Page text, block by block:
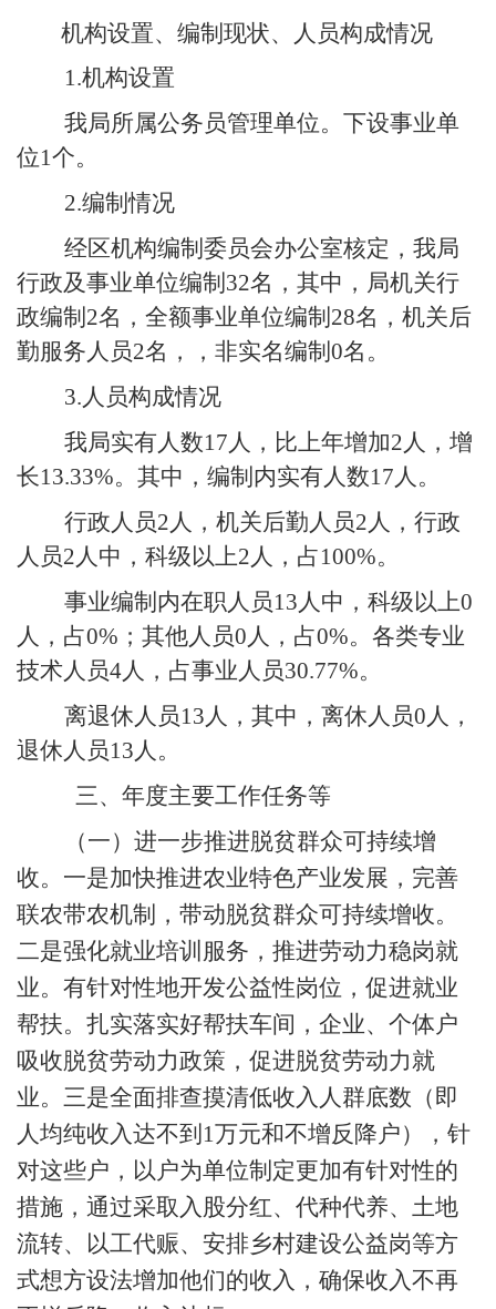
机构设置、编制现状、人员构成情况
1.机构设置
我局所属公务员管理单位。下设事业单
位1个。
2.编制情况
经区机构编制委员会办公室核定，我局
行政及事业单位编制 32名，其中，局机关行
政编制 2名，全额事业单位编制 28名，机关后
勤服务人员2名，，非实名编制 0名。
3.人员构成情况
我局实有人数17人，比上年增加2人，增
长13.33%。其中，编制内实有人数17人。
行政人员2人，机关后勤人员2人，行政
人员2人中，科级以上2人，占100%。
事业编制内在职人员13人中，科级以上0
人，占0% ；其他人员0人，占0%。各类专业
技术人员4人，占事业人员30.77%。
离退休人员13人，其中，离休人员0人，
退休人员13人。
三、年度主要工作任务等
（一）进一步推进脱贫群众可持续增
收。一是加快推进农业特色产业发展，完善
联农带农机制，带动脱贫群众可持续增收。
二是强化就业培训服务，推进劳动力稳岗就
业。有针对性地开发公益性岗位，促进就业
帮扶。扎实落实好帮扶车间，企业、个体户
吸收脱贫劳动力政策，促进脱贫劳动力就
业。三是全面排查摸清低收入人群底数（即
人均纯收入达不到 1万元和不增反降户），针
对这些户，以户为单位制定更加有针对性的
措施，通过采取入股分红、代种代养、土地
流转、以工代赈、安排乡村建设公益岗等方
式想方设法增加他们的收入，确保收入不再